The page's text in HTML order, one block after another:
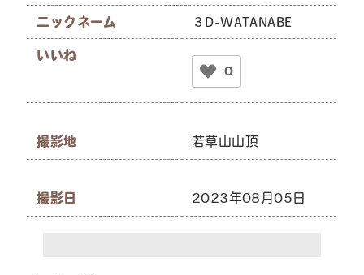
ニックネーム ３D-WATANABE
いいね
0
撮影地 若草山山頂
撮影日 2023年08月05日